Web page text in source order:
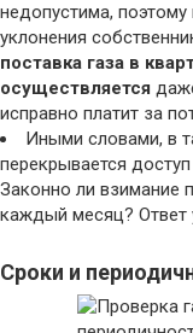
недопустима, поэтому
уклонения
поставка газа в
осуществляется
исправно платит за
Иными словами, в
перекрывается
Законно ли взимание
каждый месяц? Ответ
Сроки и